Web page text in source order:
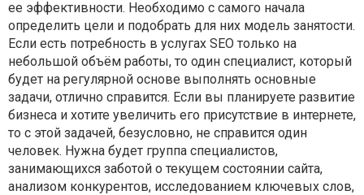
ее эффективности. Необходимо с самого начала
определить цели и подобрать для них модель занятости.
Если есть потребность в услугах SEO только на
небольшой объём работы, то один специалист, который
будет на регулярной основе выполнять основные
задачи, отлично справится. Если вы планируете развитие
бизнеса и хотите увеличить его присутствие в интернете,
то с этой задачей, безусловно, не справится один
человек. Нужна будет группа специалистов,
занимающихся заботой о текущем состоянии сайта,
анализом конкурентов, исследованием ключевых слов,